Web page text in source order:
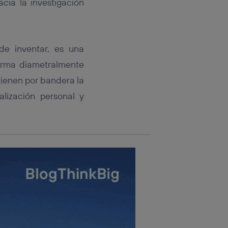
inventar, es una
diametralmente
por bandera la
personal y
que
la parte